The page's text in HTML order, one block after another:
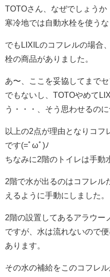
TOTOさん、なぜでしょうか
寒冷地では自動水栓を使う
でもLIXILのコフレルの場合
栓の商品がありました。
あ〜、ここを妥協してまで
でもないし、TOTOやめて
う・・・、そう思わせるの
以上の2点が理由となりコフ
です(=ﾟωﾟ)ﾉ
ちなみに2階のトイレは手動
2階で水が出るのはコフレル
えるように手動にしました。
2階の設置してあるアラウー
ですが、水は流れないので
あります。
その水の補給をこのコフレ